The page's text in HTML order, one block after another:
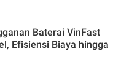
Baterai VinFast
Efisiensi Biaya hingga